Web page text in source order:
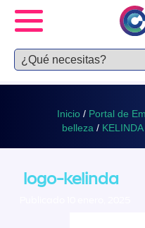
Inicio / Portal de
belleza /
logo-kelinda